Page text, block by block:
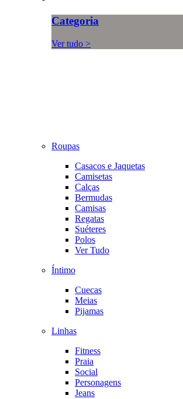
Categoria
Ver tudo >
Roupas
Casacos e Jaquetas
Camisetas
Calças
Bermudas
Camisas
Regatas
Suéteres
Polos
Ver Tudo
Íntimo
Cuecas
Meias
Pijamas
Linhas
Fitness
Praia
Social
Personagens
Jeans